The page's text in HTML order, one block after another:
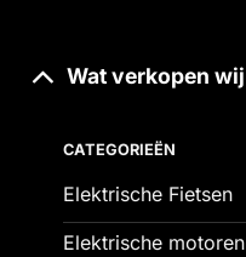
Wat verkopen wij
CATEGORIEËN
Elektrische Fietsen
Elektrische motoren